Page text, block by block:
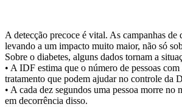
A detecção precoce é vital. As campanhas
levando a um impacto muito maior, não só
Sobre o diabetes, alguns dados tornam a
• A IDF estima que o número de pessoas
tratamento que podem ajudar no controle da
• A cada dez segundos uma pessoa morre
em decorrência disso.